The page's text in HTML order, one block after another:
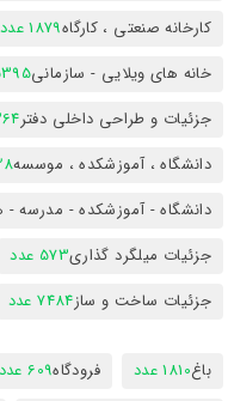
کارخانه صنعتی ، کارگاه1879 عدد
خانه های ویلایی - سازمانی5395
جزئیات و طراحی داخلی دفتر364
دانشگاه ، آموزشکده ، موسسه
دانشگاه - آموزشکده - مدرسه -
جزئیات میلگرد گذاری573 عدد
جزئیات ساخت و ساز7484 عدد
باغ1810 عدد فرودگاه609 عدد